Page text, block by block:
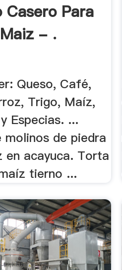
Casero Para
- .
Queso, Café,
Trigo, Maíz,
Especias. ...
molinos de piedra
en acayuca. Torta
tierno ...